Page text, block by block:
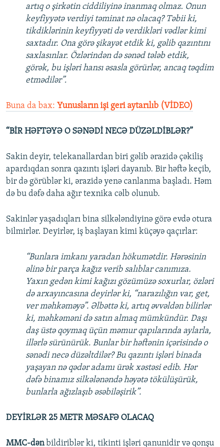
artıq o şirkətin ciddiliyinə inanmaq olmaz. Onun
keyfiyyətə verdiyi təminat nə olacaq? Təbii ki,
tikdiklərinin keyfiyyəti də verdikləri vədlər kimi
saxtadır. Ona görə şikayət etdik ki, gəlib qazıntını
saxlasınlar. Özlərindən də sənəd tələb etdik,
görək, bu işləri hansı əsasla görürlər, ancaq təqdim
etmədilər”.
Buna da bax: Yunusların işi geri aytarılıb (VİDEO)
“BİR HƏFTƏYƏ O SƏNƏDİ NECƏ DÜZƏLDİBLƏR?”
Sakin deyir, telekanallardan biri gəlib ərazidə çəkiliş
apardıqdan sonra qazıntı işləri dayanıb. Bir həftə keçib,
bir də görüblər ki, ərazidə yenə canlanma başladı. Həm
də bu dəfə daha ağır texnika cəlb olunub.
Sakinlər yaşadıqları bina silkələndiyinə görə evdə otura
bilmirlər. Deyirlər, iş başlayan kimi küçəyə qaçırlar:
“Bunlara imkanı yaradan hökumətdir. Hərəsinin
əlinə bir parça kağız verib salıblar canımıza.
Yaxın gedən kimi kağızı gözümüzə soxurlar, özləri
də arxayıncasına deyirlər ki, “narazılığın var, get,
ver məhkəməyə”. Əlbəttə ki, artıq əvvəldən bilirlər
ki, məhkəməni də satın almaq mümkündür. Daşı
daş üstə qoymaq üçün məmur qapılarında aylarla,
illərlə sürünürük. Bunlar bir həftənin içərisində o
sənədi necə düzəltdilər? Bu qazıntı işləri binada
yaşayan nə qədər adamı ürək xəstəsi edib. Hər
dəfə binamız silkələnəndə həyətə tökülüşürük,
bunlarla ağızlaşıb əsəbiləşirik”.
DEYİRLƏR 25 METR MƏSAFƏ OLACAQ
MMC-dən bildiriblər ki, tikinti işləri qanunidir və qonşu